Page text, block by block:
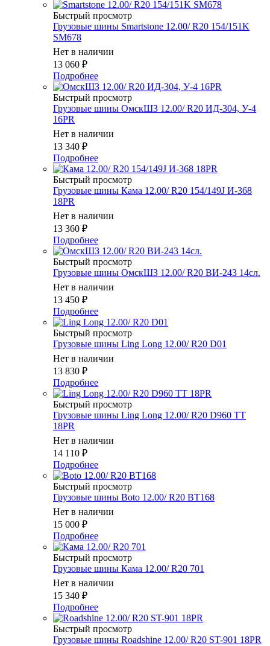
Быстрый просмотр
Грузовые шины Smartstone 12.00/ R20 154/151K
SM678
Нет в наличии
13 060 ₽
Подробнее
Быстрый просмотр
Грузовые шины ОмскШЗ 12.00/ R20 ИД-304, У-4
16PR
Нет в наличии
13 340 ₽
Подробнее
Быстрый просмотр
Грузовые шины Кама 12.00/ R20 154/149J И-368
18PR
Нет в наличии
13 360 ₽
Подробнее
Быстрый просмотр
Грузовые шины ОмскШЗ 12.00/ R20 ВИ-243 14сл.
Нет в наличии
13 450 ₽
Подробнее
Быстрый просмотр
Грузовые шины Ling Long 12.00/ R20 D01
Нет в наличии
13 830 ₽
Подробнее
Быстрый просмотр
Грузовые шины Ling Long 12.00/ R20 D960 TT
18PR
Нет в наличии
14 110 ₽
Подробнее
Быстрый просмотр
Грузовые шины Boto 12.00/ R20 BT168
Нет в наличии
15 000 ₽
Подробнее
Быстрый просмотр
Грузовые шины Кама 12.00/ R20 701
Нет в наличии
15 340 ₽
Подробнее
Быстрый просмотр
Грузовые шины Roadshine 12.00/ R20 ST-901 18PR